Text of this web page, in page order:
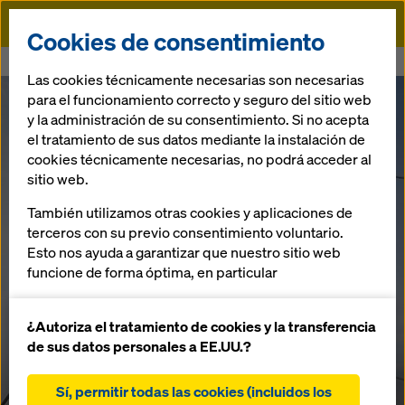
Doka
Ringlock
Ringlock
Cookies de consentimiento
Las cookies técnicamente necesarias son necesarias
para el funcionamiento correcto y seguro del sitio web
y la administración de su consentimiento. Si no acepta
el tratamiento de sus datos mediante la instalación de
cookies técnicamente necesarias, no podrá acceder al
sitio web.
También utilizamos otras cookies y aplicaciones de
terceros con su previo consentimiento voluntario.
Esto nos ayuda a garantizar que nuestro sitio web
funcione de forma óptima, en particular
nuestro sitio web (cookies funcionales y
estadísticas)
utilizar la tienda online de Doka (cookies
¿Autoriza el tratamiento de cookies y la transferencia
de sus datos personales a EE.UU.?
Sí, permitir todas las cookies (incluidos los